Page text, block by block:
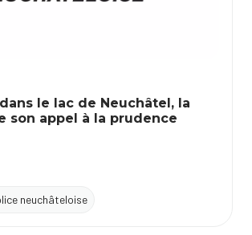
le lac de Neuchâtel, la
son appel à la prudence
neuchâteloise